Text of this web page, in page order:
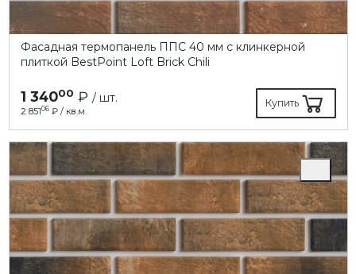
Фасадная термопанель ППC 40 мм с клинкерной
плиткой BestPoint Loft Brick Chili
1 34000 ₽ / шт.
2 85106₽ / кв.м.
Купить